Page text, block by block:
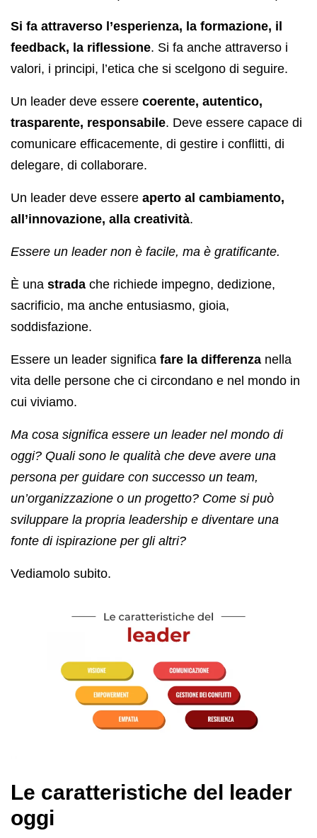
Si fa attraverso l’esperienza, la formazione, il
feedback, la riflessione. Si fa anche attraverso i
valori, i principi, l’etica che si scelgono di seguire.
Un leader deve essere coerente, autentico,
trasparente, responsabile. Deve essere capace di
comunicare efficacemente, di gestire i conflitti, di
delegare, di collaborare.
Un leader deve essere aperto al cambiamento,
all’innovazione, alla creatività.
Essere un leader non è facile, ma è gratificante.
È una strada che richiede impegno, dedizione,
sacrificio, ma anche entusiasmo, gioia,
soddisfazione.
Essere un leader significa fare la differenza nella
vita delle persone che ci circondano e nel mondo in
cui viviamo.
Ma cosa significa essere un leader nel mondo di
oggi? Quali sono le qualità che deve avere una
persona per guidare con successo un team,
un’organizzazione o un progetto? Come si può
sviluppare la propria leadership e diventare una
fonte di ispirazione per gli altri?
Vediamolo subito.
Le caratteristiche del leader
oggi